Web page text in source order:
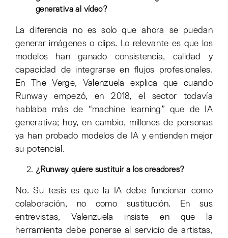
generativa al vídeo?
La diferencia no es solo que ahora se puedan
generar imágenes o clips. Lo relevante es que los
modelos han ganado consistencia, calidad y
capacidad de integrarse en flujos profesionales.
En The Verge, Valenzuela explica que cuando
Runway empezó, en 2018, el sector todavía
hablaba más de “machine learning” que de IA
generativa; hoy, en cambio, millones de personas
ya han probado modelos de IA y entienden mejor
su potencial.
¿Runway quiere sustituir a los creadores?
No. Su tesis es que la IA debe funcionar como
colaboración, no como sustitución. En sus
entrevistas, Valenzuela insiste en que la
herramienta debe ponerse al servicio de artistas,